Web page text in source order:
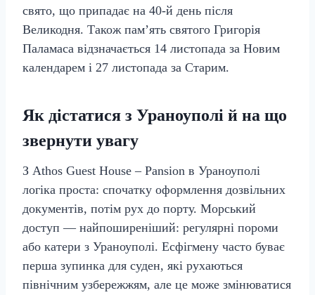
свято, що припадає на 40-й день після
Великодня. Також пам’ять святого Григорія
Паламаса відзначається 14 листопада за Новим
календарем і 27 листопада за Старим.
Як дістатися з Ураноуполі й на що
звернути увагу
З Athos Guest House – Pansion в Ураноуполі
логіка проста: спочатку оформлення дозвільних
документів, потім рух до порту. Морський
доступ — найпоширеніший: регулярні пороми
або катери з Ураноуполі. Есфігмену часто буває
перша зупинка для суден, які рухаються
північним узбережжям, але це може змінюватися